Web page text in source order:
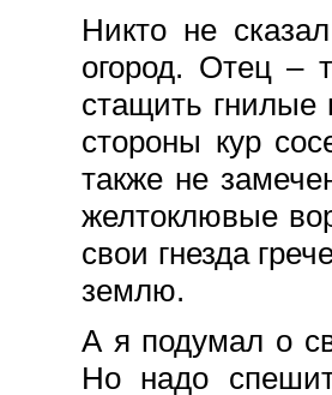
Никто не
огород. Отец –
стащить гнилые
стороны кур
также не
желтоклювые
свои гнезда
землю.
А я подумал о
Но надо